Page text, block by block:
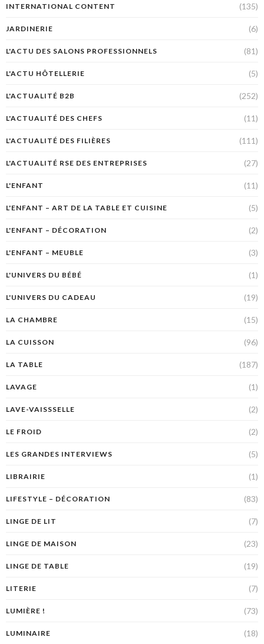
INTERNATIONAL CONTENT (135)
JARDINERIE (6)
L'ACTU DES SALONS PROFESSIONNELS (81)
L'ACTU HÔTELLERIE (5)
L'ACTUALITÉ B2B (252)
L'ACTUALITÉ DES CHEFS (11)
L'ACTUALITÉ DES FILIÈRES (111)
L'ACTUALITÉ RSE DES ENTREPRISES (27)
L'ENFANT (11)
L'ENFANT – ART DE LA TABLE ET CUISINE (5)
L'ENFANT – DÉCORATION (2)
L'ENFANT – MEUBLE (3)
L'UNIVERS DU BÉBÉ (1)
L'UNIVERS DU CADEAU (19)
LA CHAMBRE (15)
LA CUISSON (96)
LA TABLE (187)
LAVAGE (1)
LAVE-VAISSSELLE (2)
LE FROID (2)
LES GRANDES INTERVIEWS (5)
LIBRAIRIE (1)
LIFESTYLE – DÉCORATION (83)
LINGE DE LIT (7)
LINGE DE MAISON (23)
LINGE DE TABLE (19)
LITERIE (7)
LUMIÈRE ! (73)
LUMINAIRE (18)